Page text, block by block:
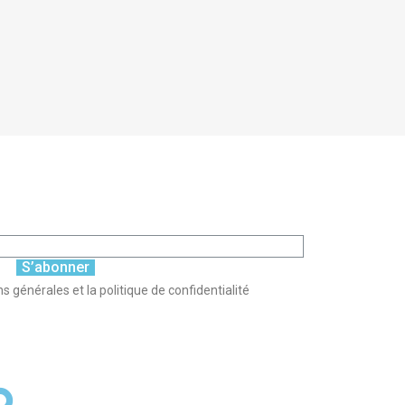
S’abonner
générales et la politique de confidentialité